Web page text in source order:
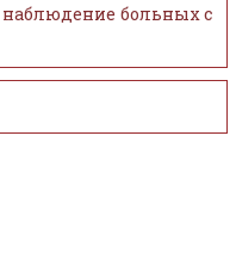
больных с